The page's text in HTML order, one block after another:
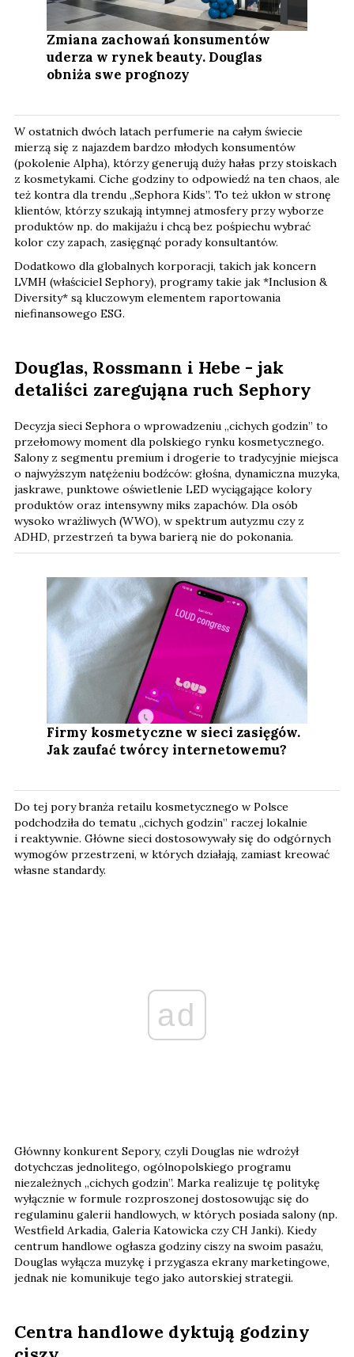
Zmiana zachowań konsumentów
uderza w rynek beauty. Douglas
obniża swe prognozy
W ostatnich dwóch latach perfumerie na całym świecie
mierzą się z najazdem bardzo młodych konsumentów
(pokolenie Alpha), którzy generują duży hałas przy stoiskach
z kosmetykami. Ciche godziny to odpowiedź na ten chaos, ale
też kontra dla trendu „Sephora Kids”. To też ukłon w stronę
klientów, którzy szukają intymnej atmosfery przy wyborze
produktów np. do makijażu i chcą bez pośpiechu wybrać
kolor czy zapach, zasięgnąć porady konsultantów.
Dodatkowo dla globalnych korporacji, takich jak koncern
LVMH (właściciel Sephory), programy takie jak *Inclusion &
Diversity* są kluczowym elementem raportowania
niefinansowego ESG.
Douglas, Rossmann i Hebe - jak
detaliści zaregująna ruch Sephory
Decyzja sieci Sephora o wprowadzeniu „cichych godzin” to
przełomowy moment dla polskiego rynku kosmetycznego.
Salony z segmentu premium i drogerie to tradycyjnie miejsca
o najwyższym natężeniu bodźców: głośna, dynamiczna muzyka,
jaskrawe, punktowe oświetlenie LED wyciągające kolory
produktów oraz intensywny miks zapachów. Dla osób
wysoko wrażliwych (WWO), w spektrum autyzmu czy z
ADHD, przestrzeń ta bywa barierą nie do pokonania.
Firmy kosmetyczne w sieci zasięgów.
Jak zaufać twórcy internetowemu?
Do tej pory branża retailu kosmetycznego w Polsce
podchodziła do tematu „cichych godzin” raczej lokalnie
i reaktywnie. Główne sieci dostosowywały się do odgórnych
wymogów przestrzeni, w których działają, zamiast kreować
własne standardy.
ad
Głównny konkurent Sepory, czyli Douglas nie wdrożył
dotychczas jednolitego, ogólnopolskiego programu
niezależnych „cichych godzin”. Marka realizuje tę politykę
wyłącznie w formule rozproszonej dostosowując się do
regulaminu galerii handlowych, w których posiada salony (np.
Westfield Arkadia, Galeria Katowicka czy CH Janki). Kiedy
centrum handlowe ogłasza godziny ciszy na swoim pasażu,
Douglas wyłącza muzykę i przygasza ekrany marketingowe,
jednak nie komunikuje tego jako autorskiej strategii.
Centra handlowe dyktują godziny